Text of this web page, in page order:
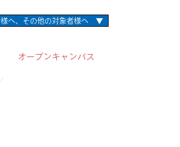
様へ、その他の対象者様へ ▼
オープンキャンパス